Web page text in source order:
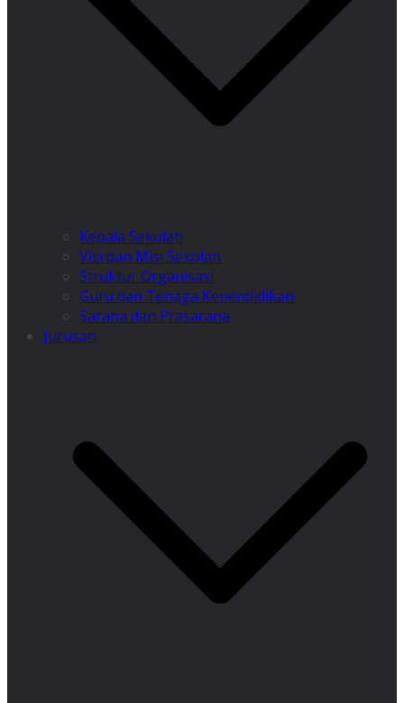
Kepala Sekolah
Visi dan Misi Sekolah
Struktur Organisasi
Guru dan Tenaga Kependidikan
Sarana dan Prasarana
Jurusan